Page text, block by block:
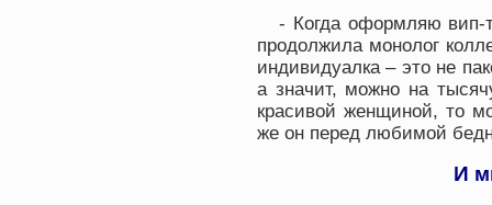
- Когда оформляю вип-
продолжила монолог
индивидуалка – это не
а значит, можно на
красивой женщиной, то
же он перед любимой
И